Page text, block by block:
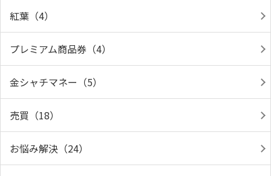
紅葉（4）
プレミアム商品券（4）
金シャチマネー（5）
売買（18）
お悩み解決（24）